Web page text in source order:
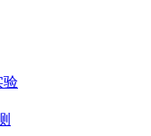
验